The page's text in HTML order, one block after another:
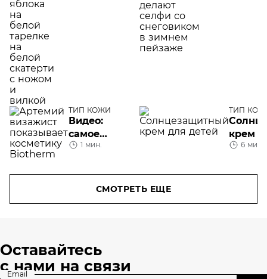
ТИП КОЖИ
Видео:
самое
главное в
уходе за
кожей
1 мин.
ТИП
крем
6 мин.
СМОТРЕТЬ ЕЩЕ
Оставайтесь
с нами на связи
Email